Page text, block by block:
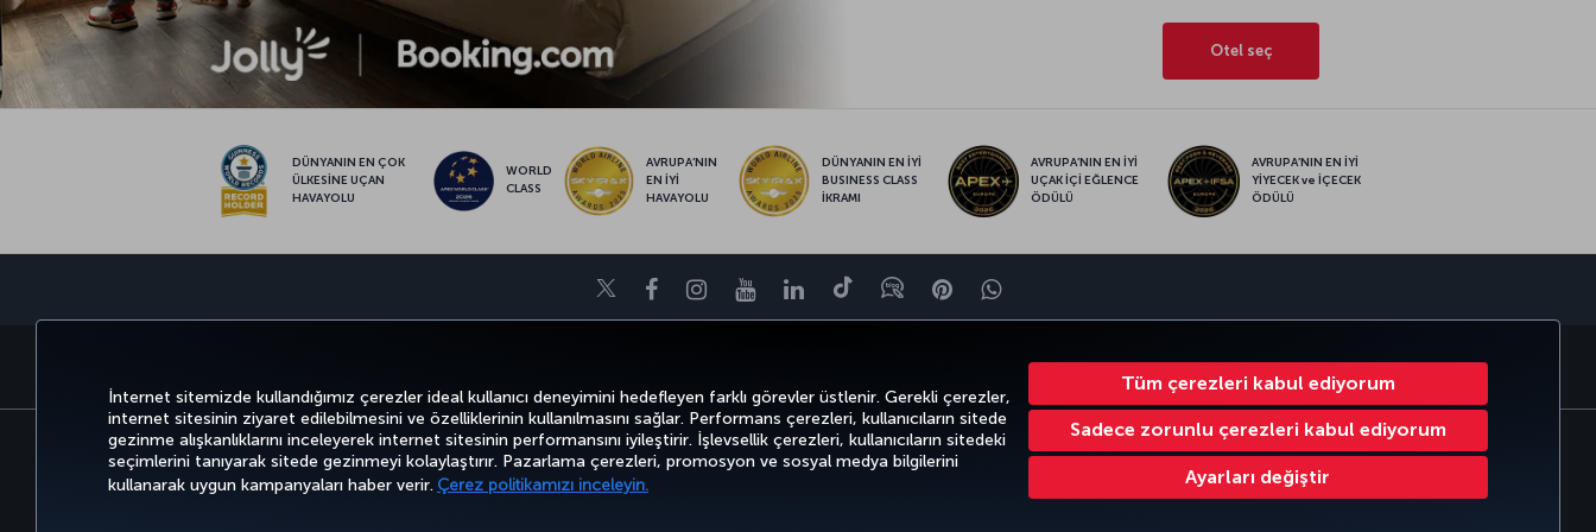
İnternet sitemizde kullandığımız çerezler ideal kullanıcı deneyimini hedefleyen farklı görevler üstlenir. Gerekli çerezler,
internet sitesinin ziyaret edilebilmesini ve özelliklerinin kullanılmasını sağlar. Performans çerezleri, kullanıcıların sitede
gezinme alışkanlıklarını inceleyerek internet sitesinin performansını iyileştirir. İşlevsellik çerezleri, kullanıcıların sitedeki
seçimlerini tanıyarak sitede gezinmeyi kolaylaştırır. Pazarlama çerezleri, promosyon ve sosyal medya bilgilerini
kullanarak uygun kampanyaları haber verir. Çerez politikamızı inceleyin.
Tüm çerezleri kabul ediyorum
Sadece zorunlu çerezleri kabul ediyorum
Ayarları değiştir
Otel seç
DÜNYANIN EN ÇOK
ÜLKESİNE UÇAN
HAVAYOLU
WORLD
CLASS
AVRUPA’NIN
EN İYİ
HAVAYOLU
DÜNYANIN EN İYİ
BUSINESS CLASS
İKRAMI
AVRUPA’NIN EN İYİ
UÇAK İÇİ EĞLENCE
ÖDÜLÜ
AVRUPA’NIN EN İYİ
YİYECEK ve İÇECEK
ÖDÜLÜ
TwitterFacebookInstagram
YoutubeLinkedIn
TiktokBlogPinterestWhatsapp
CORPORATE CLUB TÜRK HAVA YOLLARI
Bilgi Toplumu Hizmetleri Erişilebilirlik Gizlilik ve Çerez Politikası Yasal Uyarı Yolcu Hakları
Çerez Ayarlarını Değiştir
Türk Hava Yolları A.O. Her hakkı saklıdır. © 1996 - 2026